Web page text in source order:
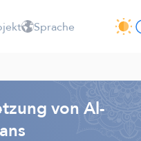
Sprache
von Al-